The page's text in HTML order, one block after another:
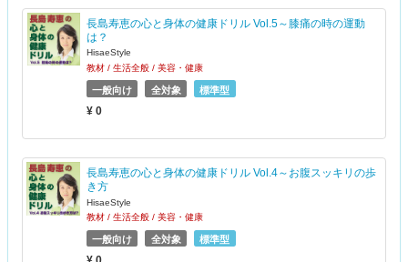
長島寿恵の心と身体の健康ドリル Vol.5～膝痛の時の運動
は？
HisaeStyle
教材 / 生活全般 / 美容・健康
一般向け 全対象 標準型
¥ 0
長島寿恵の心と身体の健康ドリル Vol.4～お腹スッキリの歩
き方
HisaeStyle
教材 / 生活全般 / 美容・健康
一般向け 全対象 標準型